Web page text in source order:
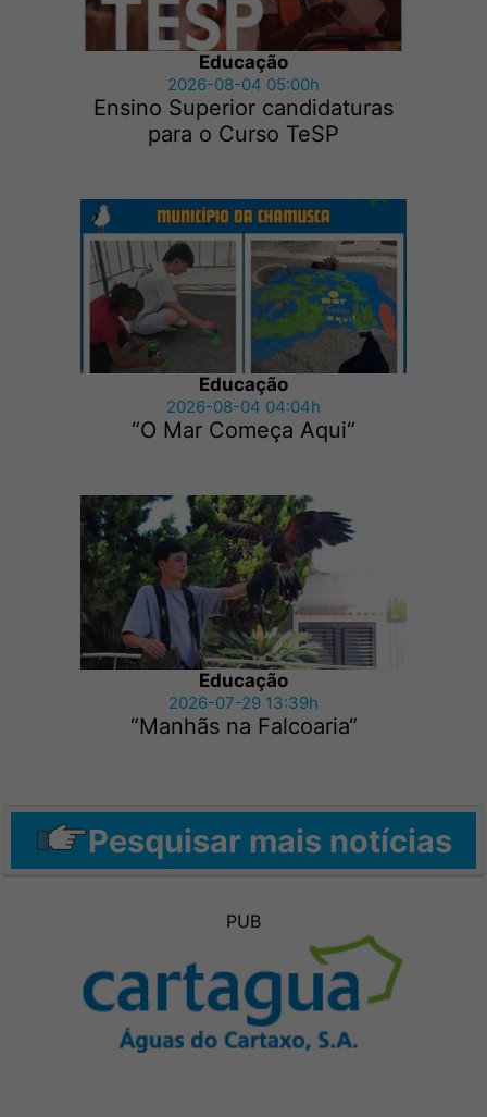
Educação
2026-08-04 05:00h
Ensino Superior candidaturas
para o Curso TeSP
Educação
2026-08-04 04:04h
“O Mar Começa Aqui“
Educação
2026-07-29 13:39h
“Manhãs na Falcoaria“
Pesquisar mais notícias
PUB